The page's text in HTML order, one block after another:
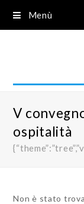
Menù
V
ospitalità
Non è stato